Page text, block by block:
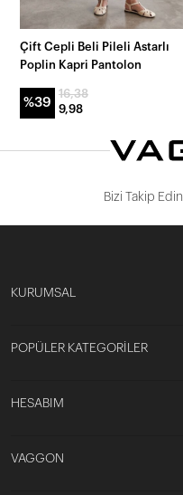
Çift Cepli Beli Pileli Astarlı
Poplin Kapri Pantolon
%39
16,38
9,98
Bizi Takip Edin
KURUMSAL
POPÜLER KATEGORİLER
HESABIM
VAGGON